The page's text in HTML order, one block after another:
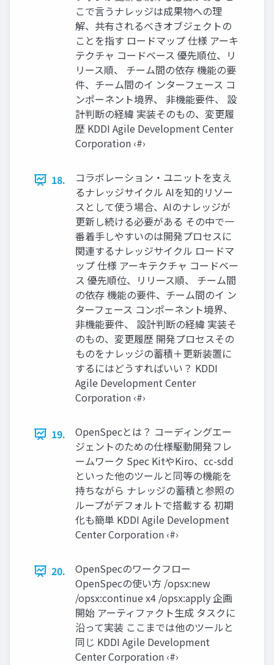
こで言うナレッジは成果物への理
解、共有されるべきオブジェクトの
ことを指す ロードマップ 仕様 アーキ
テクチャ コードベース 優先順位、リ
リース順、 チーム間の依存 機能の要
件、チーム間のイ ンターフェース コ
ンポーネント境界、 非機能要件、 設
計判断の経緯 実装そのもの、変更履
歴 KDDI Agile Development Center
Corporation ‹#›
18.
コラボレーション・ユニットを支え
るナレッジサイクル AIを知的リソー
スとして使う場合、AIのナレッジが
更新し続ける必要がある その中で一
番着手しやすいのは開発プロセスに
関連するナレッジサイクル ロードマ
ップ 仕様 アーキテクチャ コードベー
ス 優先順位、リリース順、 チーム間
の依存 機能の要件、チーム間のイ ン
ターフェース コンポーネント境界、
非機能要件、 設計判断の経緯 実装そ
のもの、変更履歴 開発プロセスその
ものをナレッジの蓄積＋更新装置に
するにはどうすればいい？ KDDI
Agile Development Center
Corporation ‹#›
19.
OpenSpecとは？ コーディングエー
ジェントのための仕様駆動開発フレ
ームワーク Spec KitやKiro、cc-sdd
といった他のツールと同等の機能を
持ちながら ナレッジの蓄積と参照の
ループがデフォルトで搭載する 初期
化も簡単 KDDI Agile Development
Center Corporation ‹#›
20.
OpenSpecのワークフロー
OpenSpecの使い方 /opsx:new
/opsx:continue x4 /opsx:apply 企画
開始 アーティファクト生成 タスクに
沿って実装 ここまでは他のツールと
同じ KDDI Agile Development
Center Corporation ‹#›